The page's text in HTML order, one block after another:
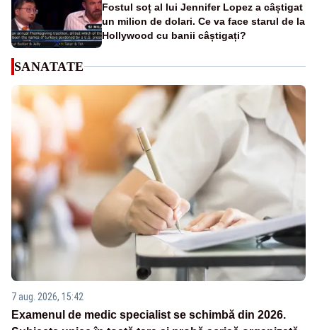
Fostul soț al lui Jennifer Lopez a câștigat
un milion de dolari. Ce va face starul de la
Hollywood cu banii câștigați?
SANATATE
7 aug. 2026, 15:42
Examenul de medic specialist se schimbă din 2026.